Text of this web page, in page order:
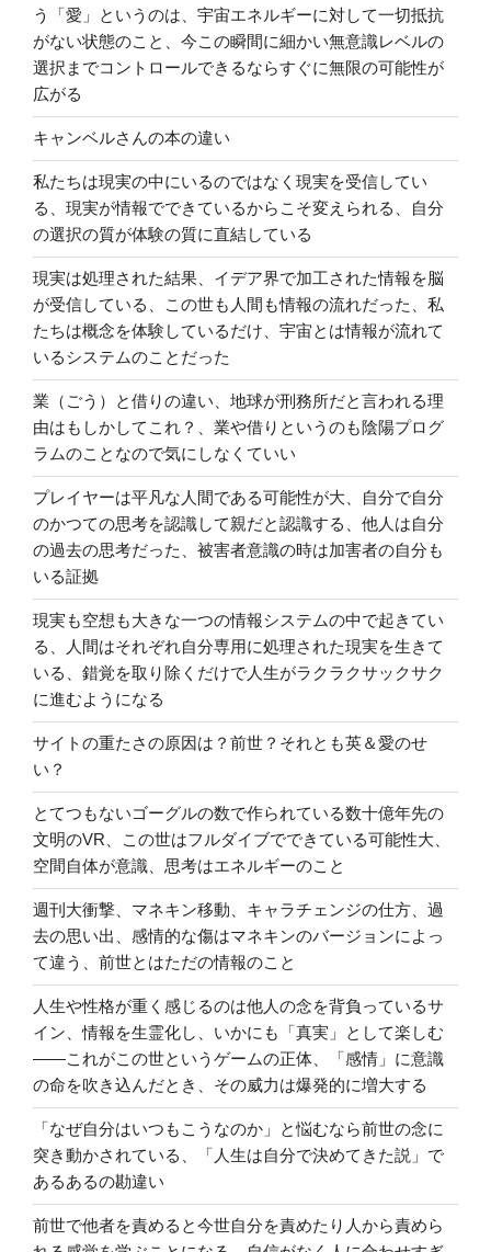
う「愛」というのは、宇宙エネルギーに対して一切抵抗
がない状態のこと、今この瞬間に細かい無意識レベルの
選択までコントロールできるならすぐに無限の可能性が
広がる
キャンベルさんの本の違い
私たちは現実の中にいるのではなく現実を受信してい
る、現実が情報でできているからこそ変えられる、自分
の選択の質が体験の質に直結している
現実は処理された結果、イデア界で加工された情報を脳
が受信している、この世も人間も情報の流れだった、私
たちは概念を体験しているだけ、宇宙とは情報が流れて
いるシステムのことだった
業（ごう）と借りの違い、地球が刑務所だと言われる理
由はもしかしてこれ？、業や借りというのも陰陽プログ
ラムのことなので気にしなくていい
プレイヤーは平凡な人間である可能性が大、自分で自分
のかつての思考を認識して親だと認識する、他人は自分
の過去の思考だった、被害者意識の時は加害者の自分も
いる証拠
現実も空想も大きな一つの情報システムの中で起きてい
る、人間はそれぞれ自分専用に処理された現実を生きて
いる、錯覚を取り除くだけで人生がラクラクサックサク
に進むようになる
サイトの重たさの原因は？前世？それとも英＆愛のせ
い？
とてつもないゴーグルの数で作られている数十億年先の
文明のVR、この世はフルダイブでできている可能性大、
空間自体が意識、思考はエネルギーのこと
週刊大衝撃、マネキン移動、キャラチェンジの仕方、過
去の思い出、感情的な傷はマネキンのバージョンによっ
て違う、前世とはただの情報のこと
人生や性格が重く感じるのは他人の念を背負っているサ
イン、情報を生霊化し、いかにも「真実」として楽しむ
――これがこの世というゲームの正体、「感情」に意識
の命を吹き込んだとき、その威力は爆発的に増大する
「なぜ自分はいつもこうなのか」と悩むなら前世の念に
突き動かされている、「人生は自分で決めてきた説」で
あるあるの勘違い
前世で他者を責めると今世自分を責めたり人から責めら